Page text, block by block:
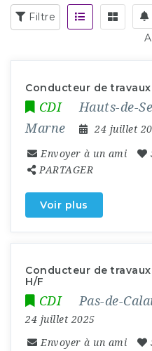
Filtre
Conducteur de
CDI Hauts-de-
Marne
24 juillet
Envoyer à un ami
PARTAGER
Voir plus
Conducteur de
H/F
CDI Pas-de-
24 juillet 2025
Envoyer à un ami